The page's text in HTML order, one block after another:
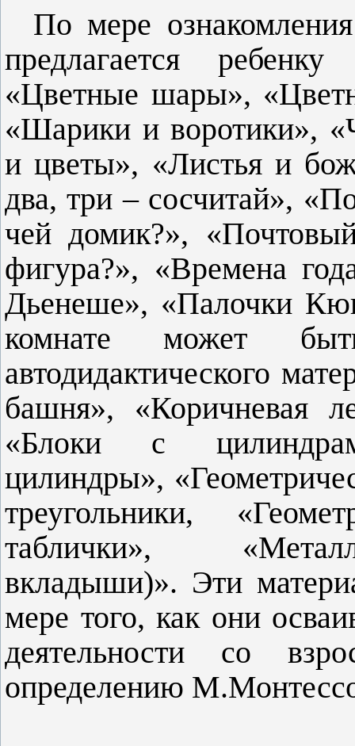
По мере
предлагается
«Цветные шары»,
«Шарики и воротики»,
и цветы», «Листья и
два, три – сосчитай»,
чей домик?»,
фигура?», «Времена
Дьенеше», «Палочки
комнате может
автодидактического
башня», «Коричневая
«Блоки с
цилиндры»,
треугольники,
таблички»,
вкладыши)». Эти
мере того, как они
деятельности со
определению